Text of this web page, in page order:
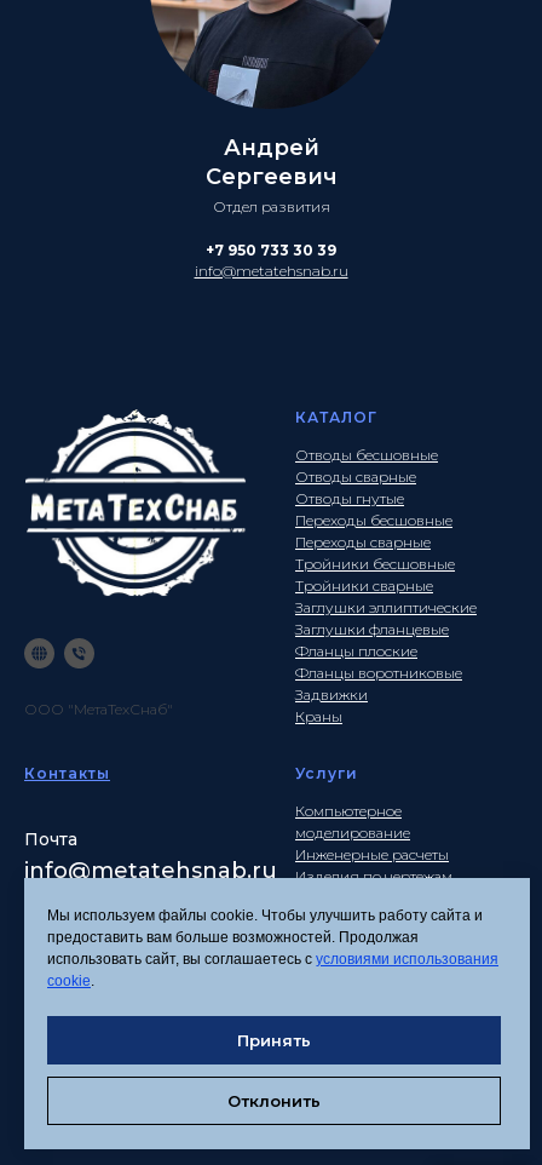
Андрей
Сергеевич
Отдел развития
+7 950 733 30 39
info@metatehsnab.ru
ООО "МетаТехСнаб"
КАТАЛОГ
Отводы бесшовные
Отводы сварные
Отводы гнутые
Переходы бесшовные
Переходы сварные
Тройники бесшовные
Тройники сварные
Заглушки эллиптические
Заглушки фланцевые
Фланцы плоские
Фланцы воротниковые
Задвижки
Краны
Контакты
Почта
info@metatehsnab.ru
Услуги
Компьютерное
моделирование
Инженерные расчеты
Изделия по чертежам
Политика
Согласие на обработку
персональных данных
Соглашение об
Мы используем файлы cookie. Чтобы улучшить работу сайта и
предоставить вам больше возможностей. Продолжая
использовать сайт, вы соглашаетесь с условиями использования
cookie.
Принять
Отклонить